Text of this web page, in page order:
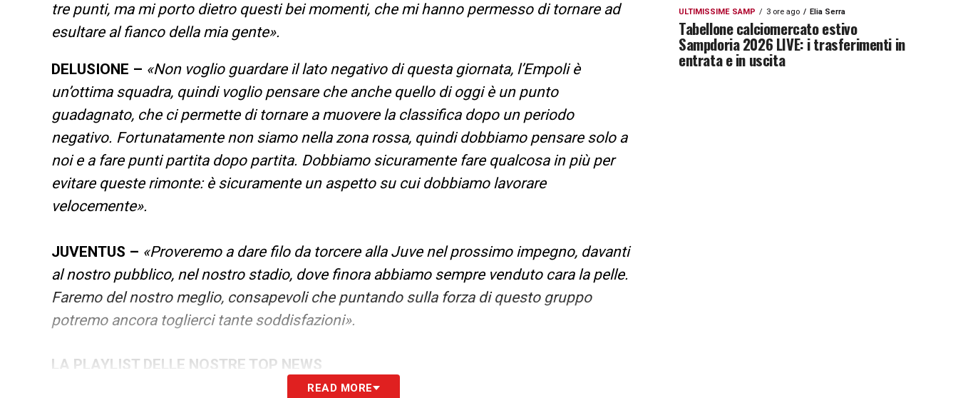
tre punti, ma mi porto dietro questi bei momenti, che mi hanno permesso di tornare ad
esultare al fianco della mia gente».
DELUSIONE – «Non voglio guardare il lato negativo di questa giornata, l’Empoli è
un’ottima squadra, quindi voglio pensare che anche quello di oggi è un punto
guadagnato, che ci permette di tornare a muovere la classifica dopo un periodo
negativo. Fortunatamente non siamo nella zona rossa, quindi dobbiamo pensare solo a
noi e a fare punti partita dopo partita. Dobbiamo sicuramente fare qualcosa in più per
evitare queste rimonte: è sicuramente un aspetto su cui dobbiamo lavorare
velocemente».
JUVENTUS – «Proveremo a dare filo da torcere alla Juve nel prossimo impegno, davanti
al nostro pubblico, nel nostro stadio, dove finora abbiamo sempre venduto cara la pelle.
Faremo del nostro meglio, consapevoli che puntando sulla forza di questo gruppo
potremo ancora toglierci tante soddisfazioni».
LA PLAYLIST DELLE NOSTRE TOP NEWS
READ MORE
ULTIMISSIME SAMP 3 ore ago Elia Serra
Tabellone calciomercato estivo
Sampdoria 2026 LIVE: i trasferimenti in
entrata e in uscita